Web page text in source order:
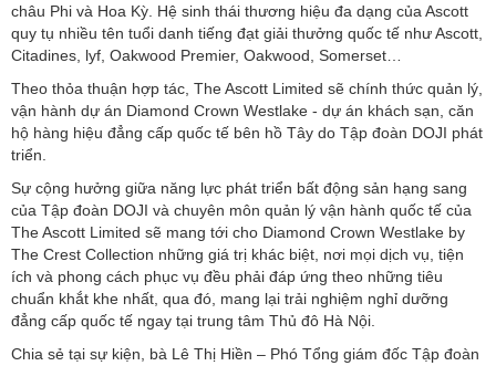
châu Phi và Hoa Kỳ. Hệ sinh thái thương hiệu đa dạng của Ascott
quy tụ nhiều tên tuổi danh tiếng đạt giải thưởng quốc tế như Ascott,
Citadines, lyf, Oakwood Premier, Oakwood, Somerset…
Theo thỏa thuận hợp tác, The Ascott Limited sẽ chính thức quản lý,
vận hành dự án Diamond Crown Westlake - dự án khách sạn, căn
hộ hàng hiệu đẳng cấp quốc tế bên hồ Tây do Tập đoàn DOJI phát
triển.
Sự cộng hưởng giữa năng lực phát triển bất động sản hạng sang
của Tập đoàn DOJI và chuyên môn quản lý vận hành quốc tế của
The Ascott Limited sẽ mang tới cho Diamond Crown Westlake by
The Crest Collection những giá trị khác biệt, nơi mọi dịch vụ, tiện
ích và phong cách phục vụ đều phải đáp ứng theo những tiêu
chuẩn khắt khe nhất, qua đó, mang lại trải nghiệm nghỉ dưỡng
đẳng cấp quốc tế ngay tại trung tâm Thủ đô Hà Nội.
Chia sẻ tại sự kiện, bà Lê Thị Hiền – Phó Tổng giám đốc Tập đoàn